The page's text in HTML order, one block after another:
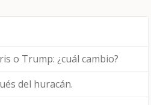
o Trump: ¿cuál cambio?
del huracán.